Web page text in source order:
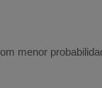
menor